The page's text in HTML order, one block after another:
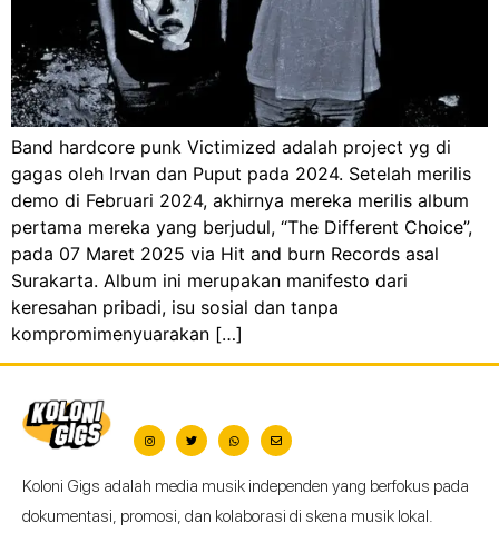
Band hardcore punk Victimized adalah project yg di
gagas oleh Irvan dan Puput pada 2024. Setelah merilis
demo di Februari 2024, akhirnya mereka merilis album
pertama mereka yang berjudul, “The Different Choice”,
pada 07 Maret 2025 via Hit and burn Records asal
Surakarta. Album ini merupakan manifesto dari
keresahan pribadi, isu sosial dan tanpa
kompromimenyuarakan […]
Koloni Gigs adalah media musik independen yang berfokus pada
dokumentasi, promosi, dan kolaborasi di skena musik lokal.